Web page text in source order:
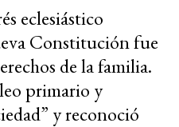
eclesiástico
Constitución fue
de la familia.
primario y
y reconoció